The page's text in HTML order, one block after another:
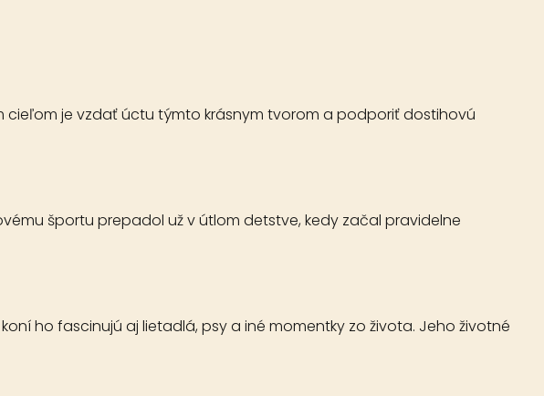
cieľom je vzdať úctu týmto krásnym tvorom a podporiť dostihovú
športu prepadol už v útlom detstve, kedy začal pravidelne
ho fascinujú aj lietadlá, psy a iné momentky zo života. Jeho životné